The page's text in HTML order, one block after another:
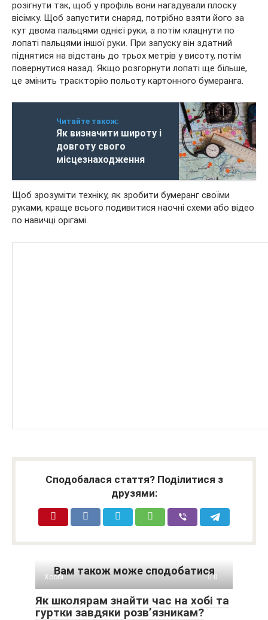
розігнути так, щоб у профіль вони нагадували плоску
вісімку. Щоб запустити снаряд, потрібно взяти його за
кут двома пальцями однієї руки, а потім клацнути по
лопаті пальцями іншої руки. При запуску він здатний
піднятися на відстань до трьох метрів у висоту, потім
повернутися назад. Якщо розгорнути лопаті ще більше,
це змінить траєкторію польоту картонного бумеранга.
Читайте також:
Як визначити широту і
довготу свого
місцезнаходження
Щоб зрозуміти техніку, як зробити бумеранг своїми
руками, краще всього подивитися наочні схеми або відео
по навичці орігамі.
Сподобалася стаття? Поділитися з
друзями:
Вам також може сподобатися
Хоббі 0
Як школярам знайти час на хобі та
гуртки завдяки розв’язникам?